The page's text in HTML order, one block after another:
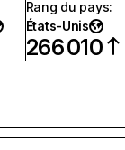
Rang du pays:
États-Unis
266 010